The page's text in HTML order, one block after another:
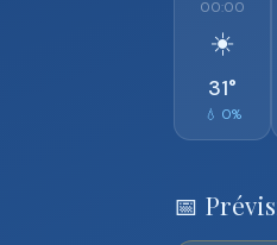
00:00
☀️
31°
💧 0%
📅